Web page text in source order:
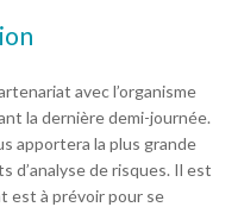
avec l’organisme
la dernière demi-journée.
apportera la plus grande
d’analyse de risques. Il est
est à prévoir pour se